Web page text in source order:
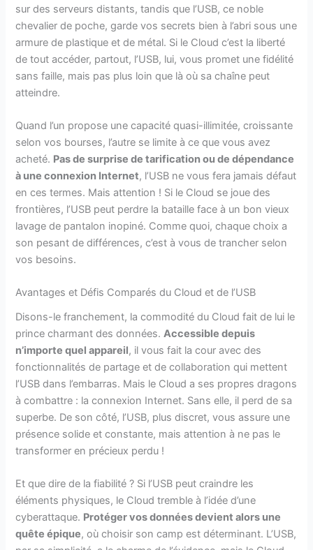
sur des serveurs distants, tandis que l’USB, ce noble
chevalier de poche, garde vos secrets bien à l’abri sous une
armure de plastique et de métal. Si le Cloud c’est la liberté
de tout accéder, partout, l’USB, lui, vous promet une fidélité
sans faille, mais pas plus loin que là où sa chaîne peut
atteindre.
Quand l’un propose une capacité quasi-illimitée, croissante
selon vos bourses, l’autre se limite à ce que vous avez
acheté. Pas de surprise de tarification ou de dépendance
à une connexion Internet, l’USB ne vous fera jamais défaut
en ces termes. Mais attention ! Si le Cloud se joue des
frontières, l’USB peut perdre la bataille face à un bon vieux
lavage de pantalon inopiné. Comme quoi, chaque choix a
son pesant de différences, c’est à vous de trancher selon
vos besoins.
Avantages et Défis Comparés du Cloud et de l’USB
Disons-le franchement, la commodité du Cloud fait de lui le
prince charmant des données. Accessible depuis
n’importe quel appareil, il vous fait la cour avec des
fonctionnalités de partage et de collaboration qui mettent
l’USB dans l’embarras. Mais le Cloud a ses propres dragons
à combattre : la connexion Internet. Sans elle, il perd de sa
superbe. De son côté, l’USB, plus discret, vous assure une
présence solide et constante, mais attention à ne pas le
transformer en précieux perdu !
Et que dire de la fiabilité ? Si l’USB peut craindre les
éléments physiques, le Cloud tremble à l’idée d’une
cyberattaque. Protéger vos données devient alors une
quête épique, où choisir son camp est déterminant. L’USB,